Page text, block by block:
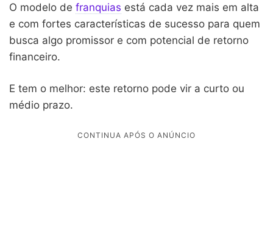
O modelo de franquias está cada vez mais em alta
e com fortes características de sucesso para quem
busca algo promissor e com potencial de retorno
financeiro.
E tem o melhor: este retorno pode vir a curto ou
médio prazo.